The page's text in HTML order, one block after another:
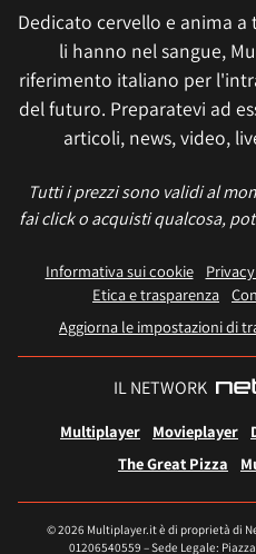
Dedicato cervello e anima
li hanno nel sangue,
riferimento italiano per
del futuro. Preparatevi ad
articoli, news, video,
Tutti i prezzi sono validi al
fai click o acquisti qualcosa,
Informativa sui cookie
Etica e trasparenza
Aggiorna le impostazioni di
IL NETWORK
Multiplayer Movieplayer
The Great Pizza
© 2026 Multiplayer.it è di proprietà di
01206540559 – Sede Legale: